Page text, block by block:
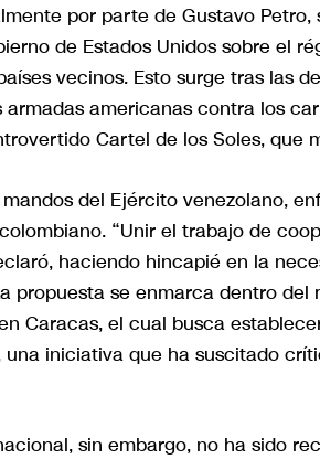
por parte de Gustavo
de Estados Unidos sobre el
vecinos. Esto surge tras las
americanas contra los
Cartel de los Soles, que
del Ejército venezolano,
“Unir el trabajo de
haciendo hincapié en la
propuesta se enmarca dentro
Caracas, el cual busca
iniciativa que ha suscitado
sin embargo, no ha sido